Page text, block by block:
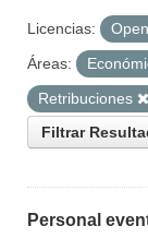
Licencias:
Áreas:
Retribuciones
Filtrar
Personal